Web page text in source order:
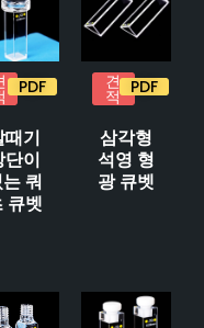
PDF
때기
단이
쿼
큐벳
견
적 PDF
삼각형
석영 형
광 큐벳